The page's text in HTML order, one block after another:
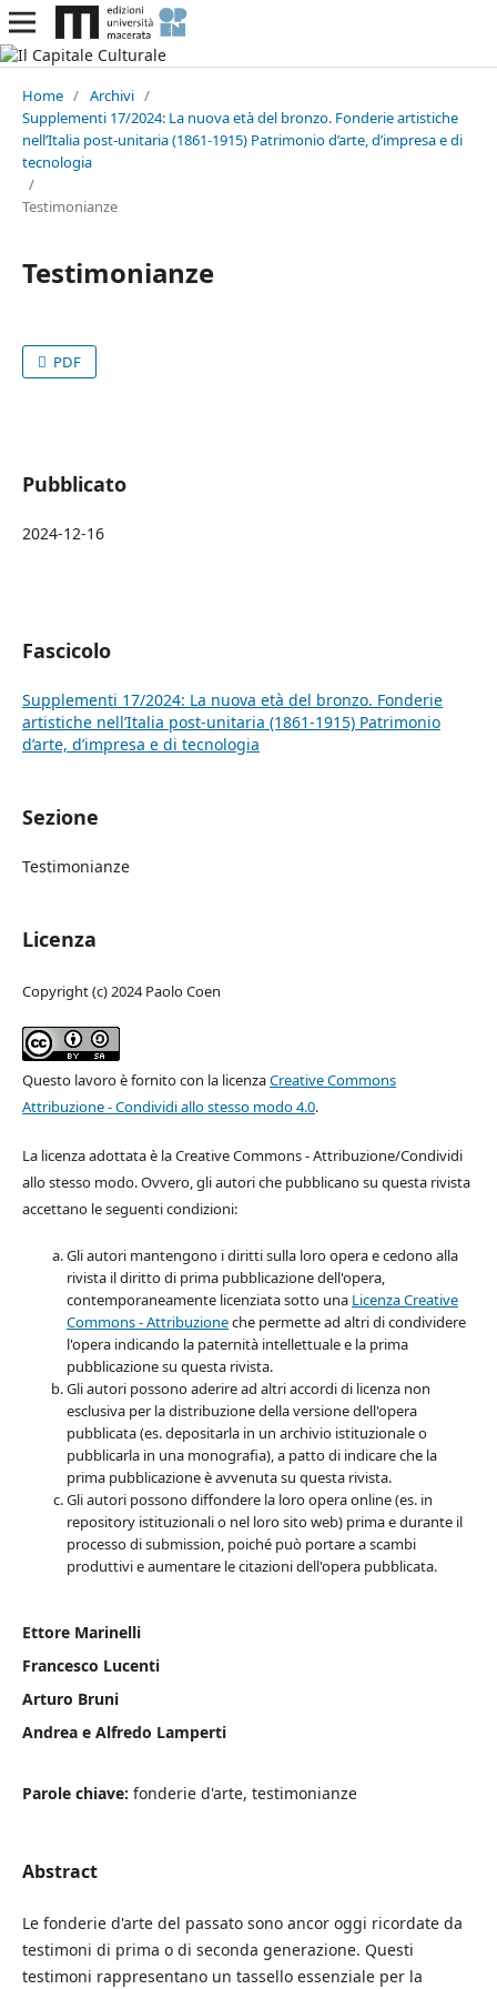
Home / Archivi /
Supplementi 17/2024: La nuova età del bronzo. Fonderie artistiche
nell’Italia post-unitaria (1861-1915) Patrimonio d’arte, d’impresa e di
tecnologia
/
Testimonianze
Testimonianze
PDF
Pubblicato
2024-12-16
Fascicolo
Supplementi 17/2024: La nuova età del bronzo. Fonderie
artistiche nell’Italia post-unitaria (1861-1915) Patrimonio
d’arte, d’impresa e di tecnologia
Sezione
Testimonianze
Licenza
Copyright (c) 2024 Paolo Coen
Questo lavoro è fornito con la licenzaCreative Commons
Attribuzione - Condividi allo stesso modo 4.0.
La licenza adottata è la Creative Commons - Attribuzione/Condividi
allo stesso modo. Ovvero, gli autori che pubblicano su questa rivista
accettano le seguenti condizioni:
Gli autori mantengono i diritti sulla loro opera e cedono alla
rivista il diritto di prima pubblicazione dell'opera,
contemporaneamente licenziata sotto una Licenza Creative
Commons - Attribuzioneche permette ad altri di condividere
l'opera indicando la paternità intellettuale e la prima
pubblicazione su questa rivista.
Gli autori possono aderire ad altri accordi di licenza non
esclusiva per la distribuzione della versione dell'opera
pubblicata (es. depositarla in un archivio istituzionale o
pubblicarla in una monografia), a patto di indicare che la
prima pubblicazione è avvenuta su questa rivista.
Gli autori possono diffondere la loro opera online (es. in
repository istituzionali o nel loro sito web) prima e durante il
processo di submission, poiché può portare a scambi
produttivi e aumentare le citazioni dell'opera pubblicata.
Ettore Marinelli
Francesco Lucenti
Arturo Bruni
Andrea e Alfredo Lamperti
Parole chiave: fonderie d'arte, testimonianze
Abstract
Le fonderie d'arte del passato sono ancor oggi ricordate da
testimoni di prima o di seconda generazione. Questi
testimoni rappresentano un tassello essenziale per la